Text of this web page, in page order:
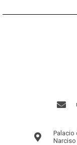
Palacio
Narciso